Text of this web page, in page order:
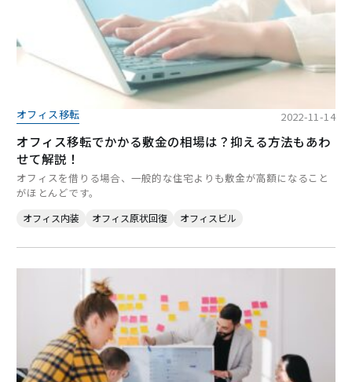
オフィス移転 2022-11-14
オフィス移転でかかる敷金の相場は？抑える方法もあわ
せて解説！
オフィスを借りる場合、一般的な住宅よりも敷金が高額になること
がほとんどです。
オフィス内装 オフィス原状回復 オフィスビル